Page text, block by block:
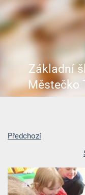
Základní
Městečko
Předchozí